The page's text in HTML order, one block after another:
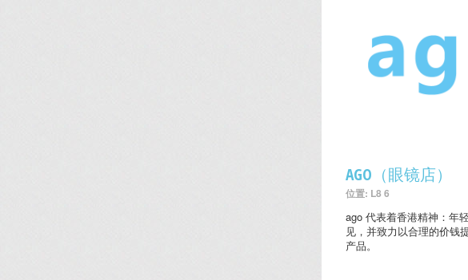
AGO（眼镜店）
位置: L8 6
ago 代表着香港精神：年
见，并致力以合理的价钱
产品。